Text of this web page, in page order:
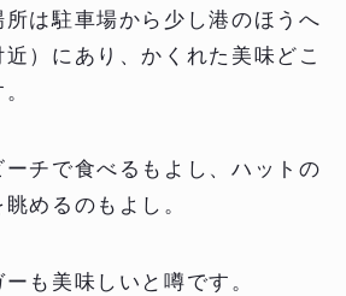
所は駐車場から少し港のほうへ
）にあり、かくれた美味どこ
チで食べるもよし、ハットの
めるのもよし。
も美味しいと噂です。